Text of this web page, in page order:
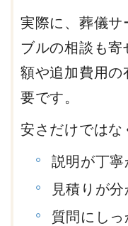
実際に、葬儀サ
ブルの相談も寄
額や追加費用の
要です。
安さだけではな
説明が丁寧
見積りが
質問にし